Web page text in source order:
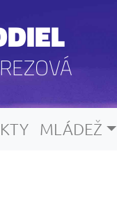
MLÁDEŽ